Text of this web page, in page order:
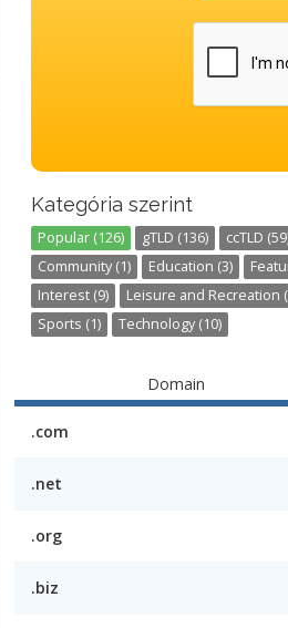
Kategória szerint
Popular (126) gTLD (136) ccTLD
Community (1)
Education (3)
Interest (9)
Leisure and Recreation
Sports (1)
Technology (10)
Domain
.com
.net
.org
.biz